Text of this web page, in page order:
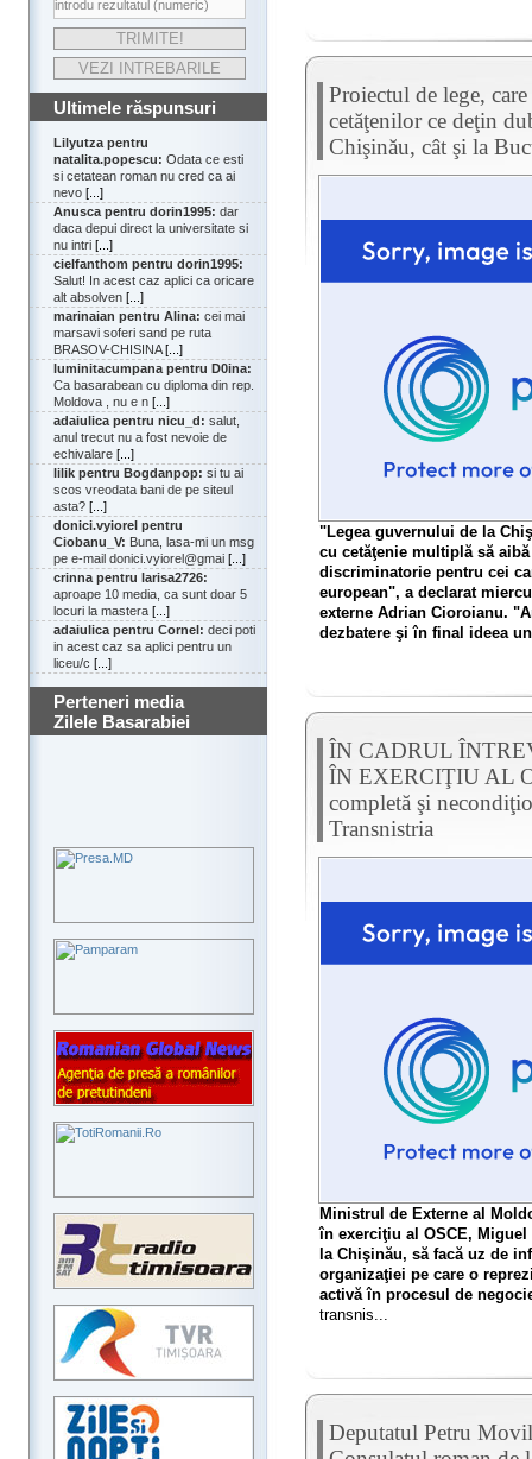
Ultimele răspunsuri
Lilyutza pentru
natalita.popescu: Odata ce esti
si cetatean roman nu cred ca ai
nevo [...]
Anusca pentru dorin1995: dar
daca depui direct la universitate si
nu intri [...]
cielfanthom pentru dorin1995:
Salut! In acest caz aplici ca oricare
alt absolven [...]
marinaian pentru Alina: cei mai
marsavi soferi sand pe ruta
BRASOV-CHISINA[...]
luminitacumpana pentru D0ina:
Ca basarabean cu diploma din rep.
Moldova , nu e n [...]
adaiulica pentru nicu_d: salut,
anul trecut nu a fost nevoie de
echivalare [...]
lilik pentru Bogdanpop: si tu ai
scos vreodata bani de pe siteul
asta? [...]
donici.vyiorel pentru
Ciobanu_V: Buna, lasa-mi un msg
pe e-mail donici.vyiorel@gmai [...]
crinna pentru larisa2726:
aproape 10 media, ca sunt doar 5
locuri la mastera [...]
adaiulica pentru Cornel: deci poti
in acest caz sa aplici pentru un
liceu/c [...]
Perteneri media
Zilele Basarabiei
Proiectul de lege,
cetăţenilor ce deţin
Chişinău, cât şi la
"Legea guvernului de la
cu cetăţenie multiplă să
discriminatorie pentru cei
european", a declarat
externe Adrian Cioroianu.
dezbatere şi în final ideea
ÎN CADRUL
ÎN EXERCIŢIU AL
completă şi
Transnistria
Ministrul de Externe al
în exerciţiu al OSCE,
la Chişinău, să facă uz de
organizaţiei pe care o
activă în procesul de
transnis...
Deputatul Petru